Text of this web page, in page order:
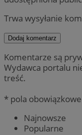
Trwa wysyłanie
Dodaj komentarz
Komentarze są
Wydawca portalu
treść.
* pola obowiązkowe
Najnowsze
Popularne